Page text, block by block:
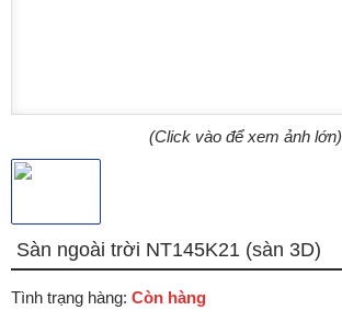
(Click vào để xem ảnh lớn)
Sàn ngoài trời NT145K21 (sàn 3D)
Tình trạng hàng: Còn hàng